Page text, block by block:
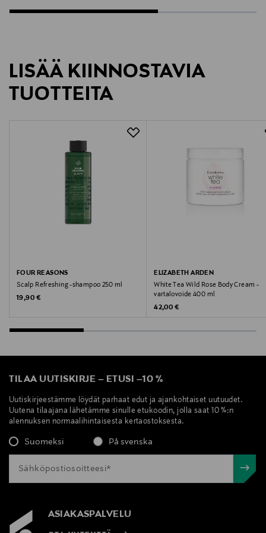
LISÄÄ KIINNOSTAVIA
TUOTTEITA
FOUR REASONS
Scalp Refreshing -shampoo 250 ml
Original Price
19,90 €
ELIZABETH ARDEN
White Tea Wild Rose Body Cream -
vartalovoide 400 ml
Original Price
42,00 €
TILAA UUTISKIRJE – ETUSI –10 %
Uutiskirjeestämme löydät parhaat edut ja ajankohtaiset uutuudet.
Uutena tilaajana lähetämme sinulle etukoodin, jolla saat 10 %:n
alennuksen normaalihintaisesta kertaostoksesta.
Suomeksi På svenska
ASIAKASPALVELU